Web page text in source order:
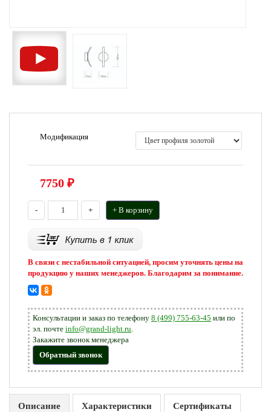
Модификация
7750 ₽
- + + В корзину
В связи с нестабильной ситуацией, просим уточнять цены на
продукцию у наших менеджеров. Благодарим за понимание.
Консультации и заказ по телефону 8 (499) 755-63-45 или по
эл. почте info@grand-light.ru.
Закажите звонок менеджера
Обратный звонок
Описание Характеристики Сертификаты